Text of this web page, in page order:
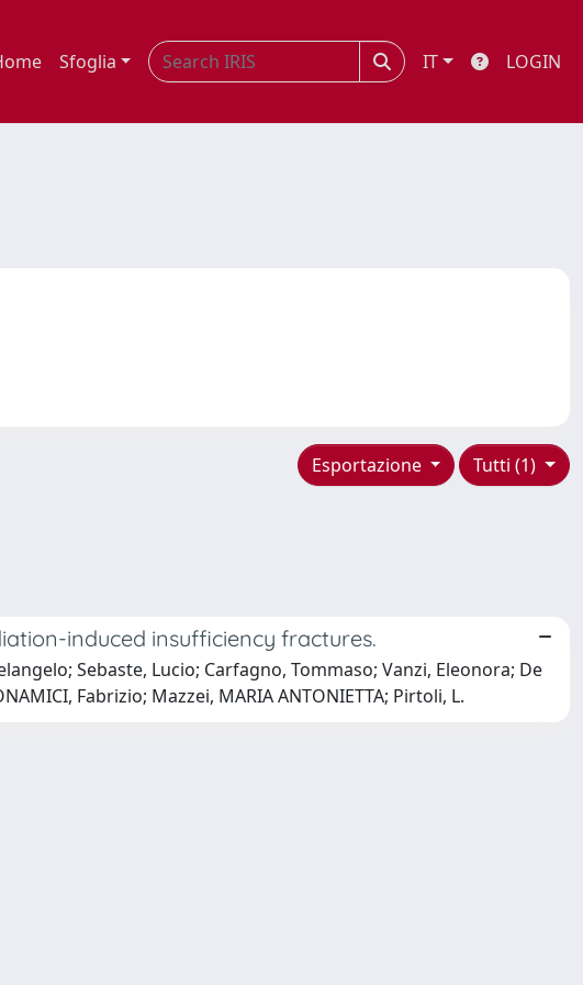
Sfoglia IT LOGIN
Tutti (1)
Esportazione
induced insufficiency fractures.
Sebaste, Lucio; Carfagno, Tommaso; Vanzi, Eleonora; De
Fabrizio; Mazzei, MARIA ANTONIETTA; Pirtoli, L.